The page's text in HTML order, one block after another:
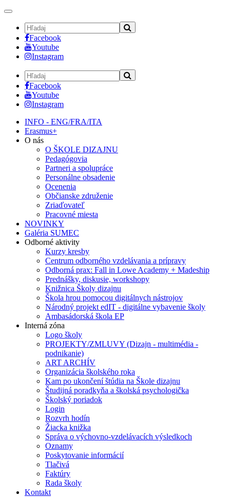
Toggle
navigation
Facebook
Youtube
Instagram
Facebook
Youtube
Instagram
INFO - ENG/FRA/ITA
Erasmus+
O nás
O ŠKOLE DIZAJNU
Pedagógovia
Partneri a spolupráce
Personálne obsadenie
Ocenenia
Občianske združenie
Zriaďovateľ
Pracovné miesta
NOVINKY
Galéria SUMEC
Odborné aktivity
Kurzy kresby
Centrum odborného vzdelávania a prípravy
Odborná prax: Fall in Lowe Academy + Madeship
Prednášky, diskusie, workshopy
Knižnica Školy dizajnu
Škola hrou pomocou digitálnych nástrojov
Národný projekt edIT - digitálne vybavenie školy
Ambasádorská škola EP
Interná zóna
Logo školy
PROJEKTY/ZMLUVY (Dizajn - multimédia -
podnikanie)
ART ARCHÍV
Organizácia školského roka
Kam po ukončení štúdia na Škole dizajnu
Študijná poradkyňa a školská psychologička
Školský poriadok
Login
Rozvrh hodín
Žiacka knižka
Správa o výchovno-vzdelávacích výsledkoch
Oznamy
Poskytovanie informácií
Tlačivá
Faktúry
Rada školy
Kontakt